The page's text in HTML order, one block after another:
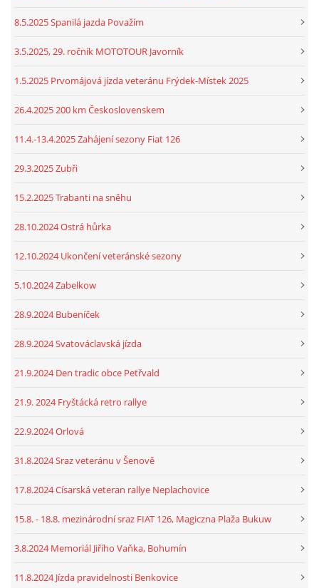
8.5.2025 Spanilá jazda Považím
3.5.2025, 29. ročník MOTOTOUR Javorník
1.5.2025 Prvomájová jízda veteránu Frýdek-Místek 2025
26.4.2025 200 km Československem
11.4.-13.4.2025 Zahájení sezony Fiat 126
29.3.2025 Zubři
15.2.2025 Trabanti na sněhu
28.10.2024 Ostrá hůrka
12.10.2024 Ukončení veteránské sezony
5.10.2024 Zabelkow
28.9.2024 Bubeníček
28.9.2024 Svatováclavská jízda
21.9.2024 Den tradic obce Petřvald
21.9. 2024 Fryštácká retro rallye
22.9.2024 Orlová
31.8.2024 Sraz veteránu v Šenově
17.8.2024 Císarská veteran rallye Neplachovice
15.8. - 18.8. mezinárodní sraz FIAT 126, Magiczna Plaža Bukuw
3.8.2024 Memoriál Jiřího Vaňka, Bohumín
11.8.2024 Jízda pravidelnosti Benkovice